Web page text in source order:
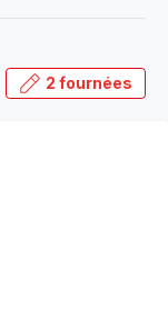
2 fournées